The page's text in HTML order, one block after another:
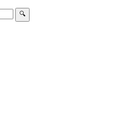
🔍